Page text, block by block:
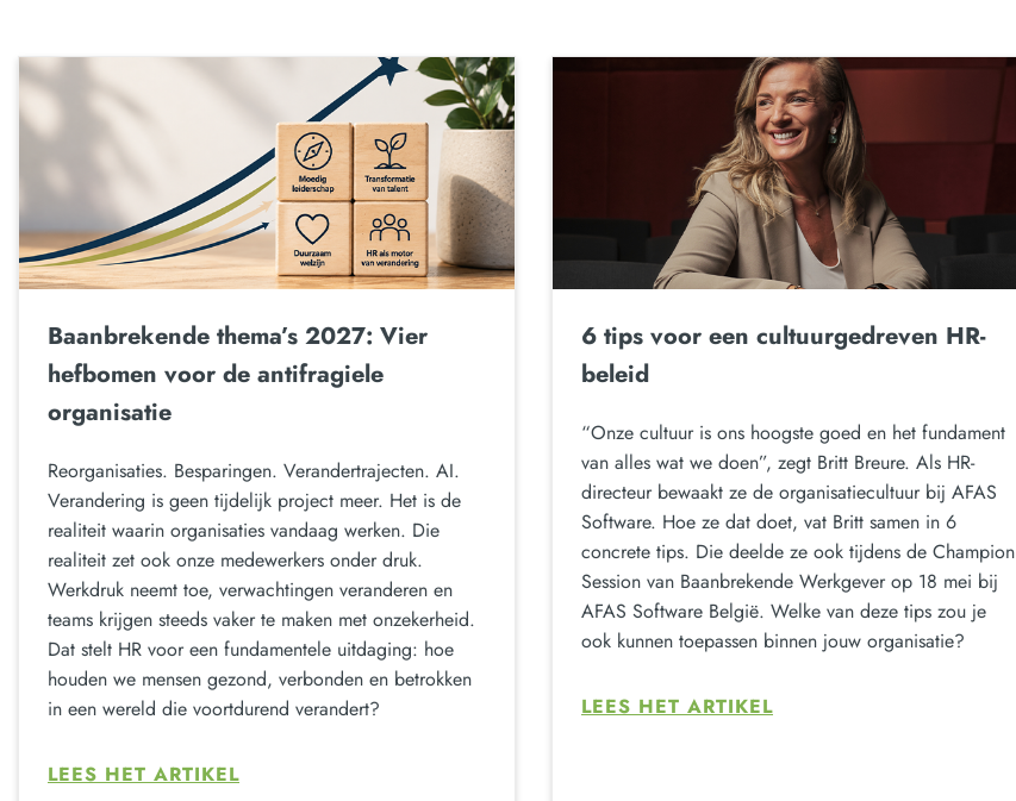
Baanbrekende thema’s 2027: Vier
hefbomen voor de antifragiele
organisatie
Reorganisaties. Besparingen. Verandertrajecten. AI.
Verandering is geen tijdelijk project meer. Het is de
realiteit waarin organisaties vandaag werken. Die
realiteit zet ook onze medewerkers onder druk.
Werkdruk neemt toe, verwachtingen veranderen en
teams krijgen steeds vaker te maken met onzekerheid.
Dat stelt HR voor een fundamentele uitdaging: hoe
houden we mensen gezond, verbonden en betrokken
in een wereld die voortdurend verandert?
LEES HET ARTIKEL
6 tips voor een cultuurgedreven HR-
beleid
“Onze cultuur is ons hoogste goed en het fundament
van alles wat we doen”, zegt Britt Breure. Als HR-
directeur bewaakt ze de organisatiecultuur bij AFAS
Software. Hoe ze dat doet, vat Britt samen in 6
concrete tips. Die deelde ze ook tijdens de Champion
Session van Baanbrekende Werkgever op 18 mei bij
AFAS Software België. Welke van deze tips zou je
ook kunnen toepassen binnen jouw organisatie?
LEES HET ARTIKEL